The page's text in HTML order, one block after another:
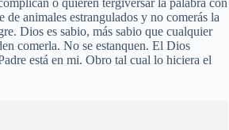
o quieren tergiversar la palabra con
animales estrangulados y no comerás la
Dios es sabio, más sabio que cualquier
comerla. No se estanquen. El Dios
está en mi. Obro tal cual lo hiciera el